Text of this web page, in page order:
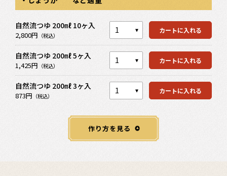
自然流つゆ 200㎖ 10ヶ入
2,800円 （税込）
カートに入れる
自然流つゆ 200㎖ 5ヶ入
1,425円 （税込）
カートに入れる
カートを見る
自然流つゆ 200㎖ 3ヶ入
873円 （税込）
カートに入れる
カートを見る